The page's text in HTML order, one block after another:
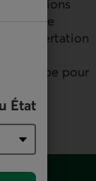
État
institutions
propre
concertation
étape pour